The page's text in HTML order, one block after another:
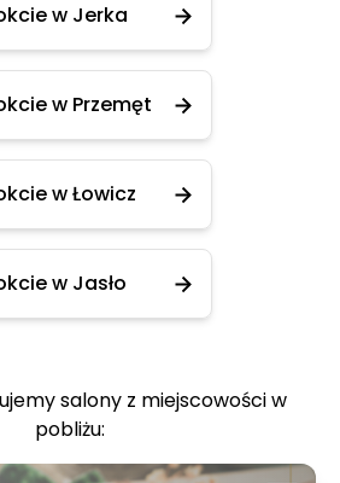
w Jerka
w Przemęt
w Łowicz
w Jasło
salony z miejscowości w
pobliżu: